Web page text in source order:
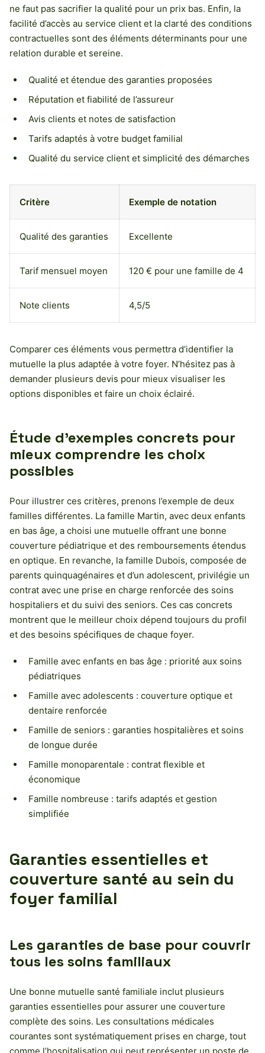
ne faut pas sacrifier la qualité pour un prix bas. Enfin, la
facilité d’accès au service client et la clarté des conditions
contractuelles sont des éléments déterminants pour une
relation durable et sereine.
Qualité et étendue des garanties proposées
Réputation et fiabilité de l’assureur
Avis clients et notes de satisfaction
Tarifs adaptés à votre budget familial
Qualité du service client et simplicité des démarches
Critère Exemple de notation
Qualité des garanties Excellente
Tarif mensuel moyen 120 € pour une famille de 4
Note clients 4,5/5
Comparer ces éléments vous permettra d’identifier la
mutuelle la plus adaptée à votre foyer. N’hésitez pas à
demander plusieurs devis pour mieux visualiser les
options disponibles et faire un choix éclairé.
Étude d’exemples concrets pour
mieux comprendre les choix
possibles
Pour illustrer ces critères, prenons l’exemple de deux
familles différentes. La famille Martin, avec deux enfants
en bas âge, a choisi une mutuelle offrant une bonne
couverture pédiatrique et des remboursements étendus
en optique. En revanche, la famille Dubois, composée de
parents quinquagénaires et d’un adolescent, privilégie un
contrat avec une prise en charge renforcée des soins
hospitaliers et du suivi des seniors. Ces cas concrets
montrent que le meilleur choix dépend toujours du profil
et des besoins spécifiques de chaque foyer.
Famille avec enfants en bas âge : priorité aux soins
pédiatriques
Famille avec adolescents : couverture optique et
dentaire renforcée
Famille de seniors : garanties hospitalières et soins
de longue durée
Famille monoparentale : contrat flexible et
économique
Famille nombreuse : tarifs adaptés et gestion
simplifiée
Garanties essentielles et
couverture santé au sein du
foyer familial
Les garanties de base pour couvrir
tous les soins familiaux
Une bonne mutuelle santé familiale inclut plusieurs
garanties essentielles pour assurer une couverture
complète des soins. Les consultations médicales
courantes sont systématiquement prises en charge, tout